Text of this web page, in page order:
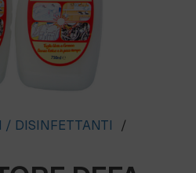
/ DISINFETTANTI
/